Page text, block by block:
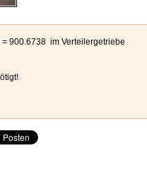
900.6738 im Verteilergetriebe